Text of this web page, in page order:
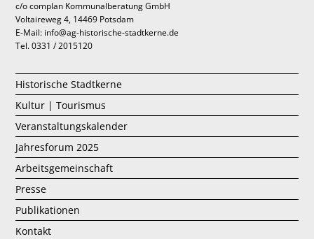
c/o complan Kommunalberatung GmbH
Voltaireweg 4, 14469 Potsdam
E-Mail: info@ag-historische-stadtkerne.de
Tel. 0331 / 2015120
Historische Stadtkerne
Kultur | Tourismus
Veranstaltungskalender
Jahresforum 2025
Arbeitsgemeinschaft
Presse
Publikationen
Kontakt